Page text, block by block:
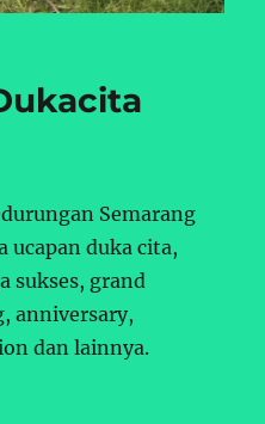
Semarang
ucapan duka cita,
sukses, grand
anniversary,
dan lainnya.